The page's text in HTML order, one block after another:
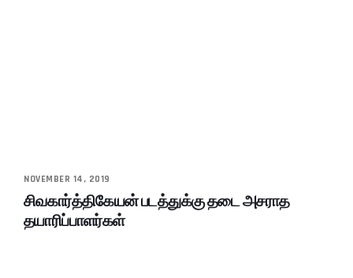
NOVEMBER 14, 2019
சிவகார்த்திகேயன் படத்துக்கு தடை அசராத
தயாரிப்பாளர்கள்